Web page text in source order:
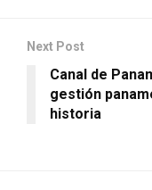
Next Post
Canal de
gestión
historia